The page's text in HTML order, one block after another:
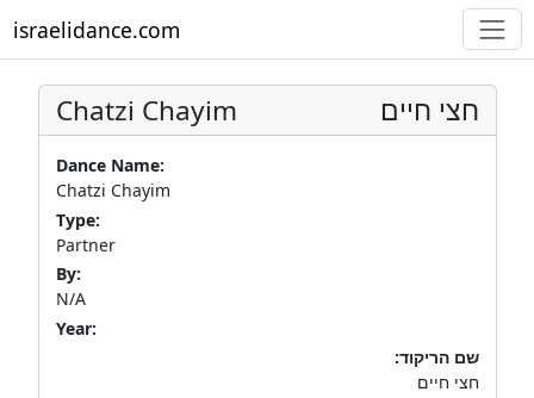
israelidance.com
Chatzi Chayim חצי חיים
Dance Name:
Chatzi Chayim
Type:
Partner
By:
N/A
Year:
שם הריקוד:
חצי חיים